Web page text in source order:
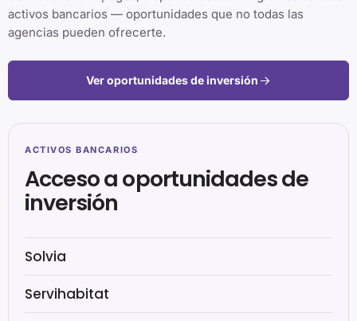
ACTIVOS BANCARIOS
Acceso a oportunidades de
inversión
Solvia
Servihabitat
activos bancarios — oportunidades que no todas las
agencias pueden ofrecerte.
Ver oportunidades de inversión